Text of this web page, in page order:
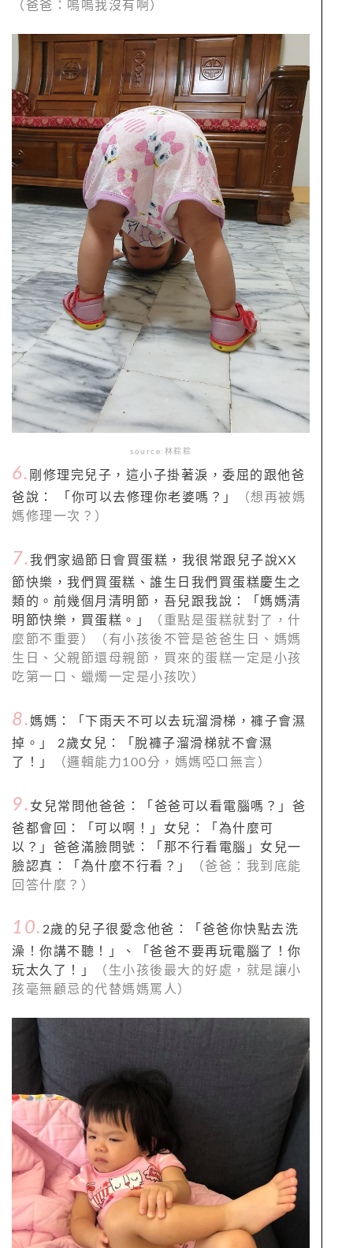
（爸爸：嗚嗚我沒有啊）
source:林粽粽
6. 剛修理完兒子，這小子掛著淚，委屈的跟他爸
爸說： 「你可以去修理你老婆嗎？」
（想再被媽
媽修理一次？）
7.我們家過節日會買蛋糕，我很常跟兒子說XX
節快樂，我們買蛋糕、誰生日我們買蛋糕慶生之
類的。前幾個月清明節，吾兒跟我說：「媽媽清
明節快樂，買蛋糕。」
（重點是蛋糕就對了，什
麼節不重要）（有小孩後不管是爸爸生日、媽媽
生日、父親節還母親節，買來的蛋糕一定是小孩
吃第一口、蠟燭一定是小孩吹 ）
8.媽媽：「下雨天不可以去玩溜滑梯，褲子會濕
掉。」 2歲女兒：「脫褲子溜滑梯就不會濕
了！」
（邏輯能力100分，媽媽啞口無言）
9. 女兒常問他爸爸：「爸爸可以看電腦嗎？」爸
爸都會回：「可以啊！」女兒：「為什麼可
以？」爸爸滿臉問號：「那不行看電腦」女兒一
臉認真：「為什麼不行看？」
（爸爸：我到底能
回答什麼？）
10. 2歲的兒子很愛念他爸：「爸爸你快點去洗
澡！你講不聽！」、「爸爸不要再玩電腦了！你
玩太久了！」
（生小孩後最大的好處，就是讓小
孩毫無顧忌的代替媽媽罵人）